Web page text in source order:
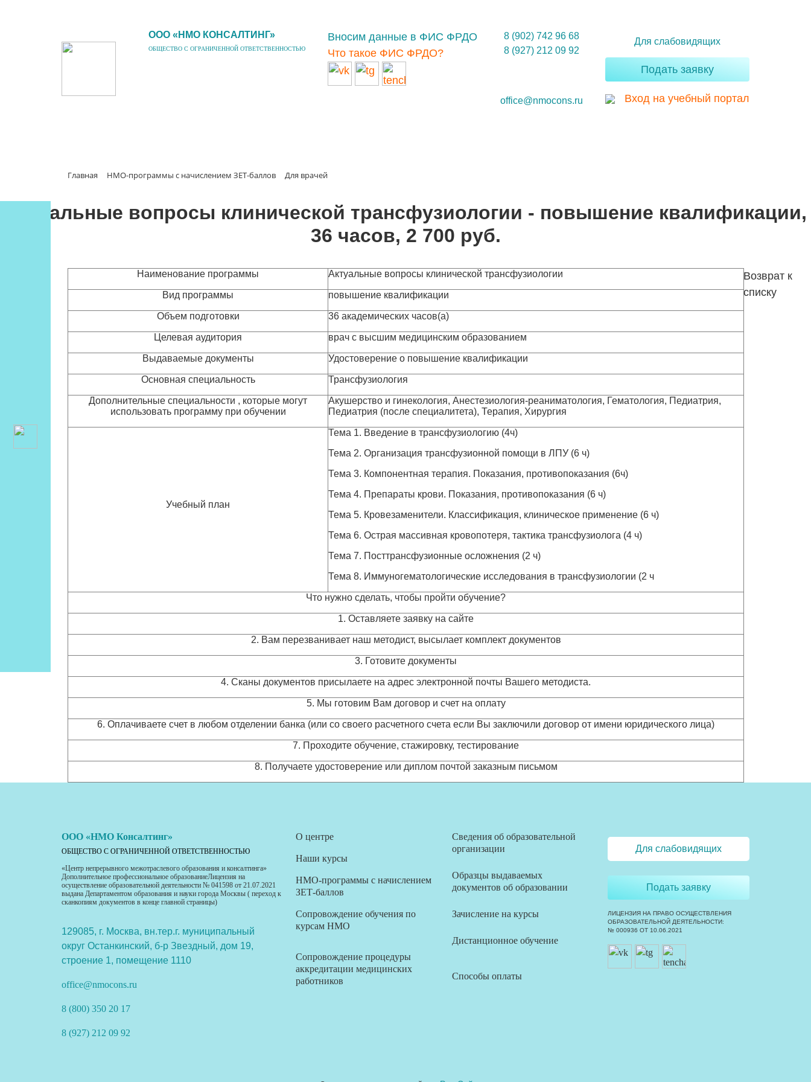
ООО «НМО КОНСАЛТИНГ»
ОБЩЕСТВО С ОГРАНИЧЕННОЙ ОТВЕТСТВЕННОСТЬЮ
Вносим данные в ФИС ФРДО
Что такое ФИС ФРДО?
8 (902) 742 96 68
8 (927) 212 09 92
office@nmocons.ru
Для слабовидящих
Подать заявку
Вход на учебный портал
Главная НМО-программы с начислением ЗЕТ-баллов Для врачей
Актуальные вопросы клинической трансфузиологии - повышение квалификации,
36 часов, 2 700 руб.
Наименование программы Актуальные вопросы клинической трансфузиологии
Вид программы повышение квалификации
Объем подготовки 36 академических часов(а)
Целевая аудитория врач с высшим медицинским образованием
Выдаваемые документы Удостоверение о повышение квалификации
Основная специальность Трансфузиология
Дополнительные специальности , которые могут
использовать программу при обучении
Акушерство и гинекология, Анестезиология-реаниматология, Гематология, Педиатрия,
Педиатрия (после специалитета), Терапия, Хирургия
Учебный план
Тема 1. Введение в трансфузиологию (4ч)
Тема 2. Организация трансфузионной помощи в ЛПУ (6 ч)
Тема 3. Компонентная терапия. Показания, противопоказания (6ч)
Тема 4. Препараты крови. Показания, противопоказания (6 ч)
Тема 5. Кровезаменители. Классификация, клиническое применение (6 ч)
Тема 6. Острая массивная кровопотеря, тактика трансфузиолога (4 ч)
Тема 7. Посттрансфузионные осложнения (2 ч)
Тема 8. Иммуногематологические исследования в трансфузиологии (2 ч
Что нужно сделать, чтобы пройти обучение?
1. Оставляете заявку на сайте
2. Вам перезванивает наш методист, высылает комплект документов
3. Готовите документы
4. Сканы документов присылаете на адрес электронной почты Вашего методиста.
5. Мы готовим Вам договор и счет на оплату
6. Оплачиваете счет в любом отделении банка (или со своего расчетного счета если Вы заключили договор от имени юридического лица)
7. Проходите обучение, стажировку, тестирование
8. Получаете удостоверение или диплом почтой заказным письмом
Возврат к
списку
ООО «НМО Консалтинг»
ОБЩЕСТВО С ОГРАНИЧЕННОЙ ОТВЕТСТВЕННОСТЬЮ
«Центр непрерывного межотраслевого образования и консалтинга»
Дополнительное профессиональное образованиеЛицензия на
осуществление образовательной деятельности № 041598 от 21.07.2021
выдана Департаментом образования и науки города Москвы ( переход к
сканкопиям документов в конце главной страницы)
129085, г. Москва, вн.тер.г. муниципальный
округ Останкинский, б-р Звездный, дом 19,
строение 1, помещение 1110
office@nmocons.ru
8 (800) 350 20 17
8 (927) 212 09 92
О центре
Наши курсы
НМО-программы с начислением
ЗЕТ-баллов
Сопровождение обучения по
курсам НМО
Сопровождение процедуры
аккредитации медицинских
работников
Сведения об образовательной
организации
Образцы выдаваемых
документов об образовании
Зачисление на курсы
Дистанционное обучение
Способы оплаты
Для слабовидящих
Подать заявку
ЛИЦЕНЗИЯ НА ПРАВО ОСУЩЕСТВЛЕНИЯ
ОБРАЗОВАТЕЛЬНОЙ ДЕЯТЕЛЬНОСТИ:
№ 000936 ОТ 10.06.2021